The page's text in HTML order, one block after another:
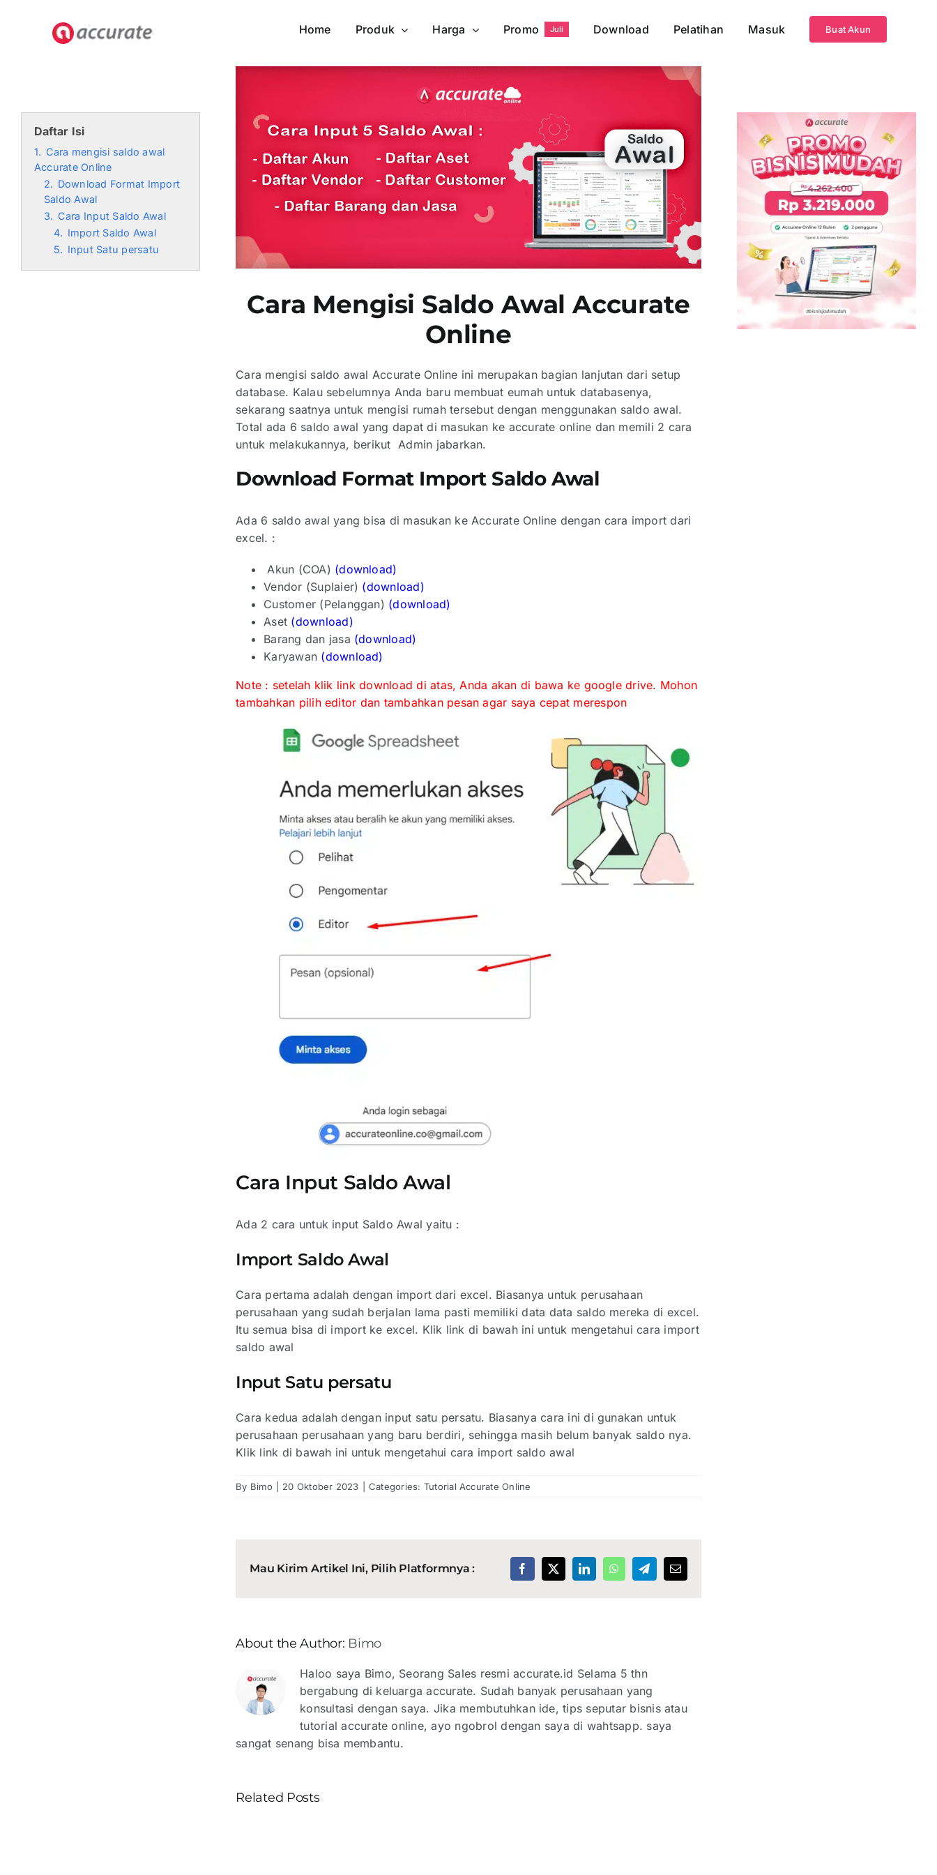
Home Produk Harga Promo Juli Download Pelatihan Masuk Buat Akun
Cara Mengisi Saldo Awal Accurate
Online
Cara mengisi saldo awal Accurate Online ini merupakan bagian lanjutan dari setup
database. Kalau sebelumnya Anda baru membuat eumah untuk databasenya,
sekarang saatnya untuk mengisi rumah tersebut dengan menggunakan saldo awal.
Total ada 6 saldo awal yang dapat di masukan ke accurate online dan memili 2 cara
untuk melakukannya, berikut Admin jabarkan.
Download Format Import Saldo Awal
Ada 6 saldo awal yang bisa di masukan ke Accurate Online dengan cara import dari
excel. :
Akun (COA) (download)
Vendor (Suplaier) (download)
Customer (Pelanggan) (download)
Aset (download)
Barang dan jasa (download)
Karyawan (download)
Note : setelah klik link download di atas, Anda akan di bawa ke google drive. Mohon
tambahkan pilih editor dan tambahkan pesan agar saya cepat merespon
Cara Input Saldo Awal
Ada 2 cara untuk input Saldo Awal yaitu :
Import Saldo Awal
Cara pertama adalah dengan import dari excel. Biasanya untuk perusahaan
perusahaan yang sudah berjalan lama pasti memiliki data data saldo mereka di excel.
Itu semua bisa di import ke excel. Klik link di bawah ini untuk mengetahui cara import
saldo awal
Input Satu persatu
Cara kedua adalah dengan input satu persatu. Biasanya cara ini di gunakan untuk
perusahaan perusahaan yang baru berdiri, sehingga masih belum banyak saldo nya.
Klik link di bawah ini untuk mengetahui cara import saldo awal
By Bimo 20 Oktober 2023 Categories: Tutorial Accurate Online
Mau Kirim Artikel Ini, Pilih Platformnya : Facebook
X LinkedInWhatsAppTelegramEmail
About the Author: Bimo
Haloo saya Bimo, Seorang Sales resmi accurate.id Selama 5 thn
bergabung di keluarga accurate. Sudah banyak perusahaan yang
konsultasi dengan saya. Jika membutuhkan ide, tips seputar bisnis atau
tutorial accurate online, ayo ngobrol dengan saya di wahtsapp. saya
sangat senang bisa membantu.
Related Posts
Daftar Isi
1. Cara mengisi saldo awal
Accurate Online
2. Download Format Import
Saldo Awal
3. Cara Input Saldo Awal
4. Import Saldo Awal
5. Input Satu persatu